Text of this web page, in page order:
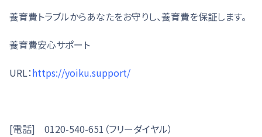
養育費トラブルからあなたをお守りし、養育費を保証します。
養育費安心サポート
URL：https://yoiku.support/
[電話] 0120-540-651（フリーダイヤル）